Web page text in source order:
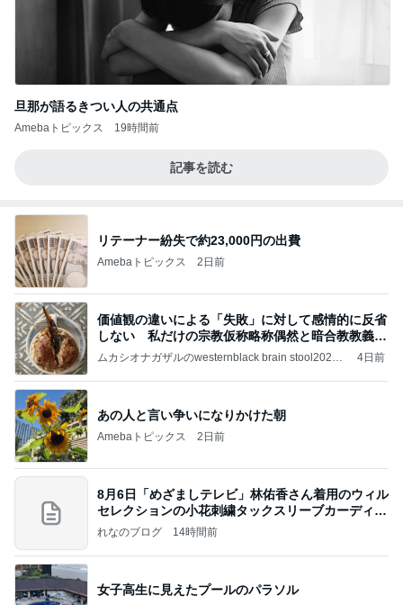
旦那が語るきつい人の共通点
Amebaトピックス 19時間前
記事を読む
リテーナー紛失で約23,000円の出費
Amebaトピックス 2日前
価値観の違いによる「失敗」に対して感情的に反省
しない 私だけの宗教仮称略称偶然と暗合教教義候
補
ムカシオナガザルのwesternblack brain stool2024
ガザル
4日前
あの人と言い争いになりかけた朝
Amebaトピックス 2日前
8月6日「めざましテレビ」林佑香さん着用のウィル
セレクションの小花刺繍タックスリーブカーディガ
ン
れなのブログ 14時間前
女子高生に見えたプールのパラソル